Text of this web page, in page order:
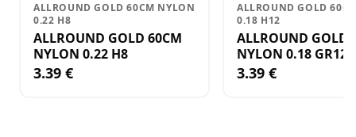
ALLROUND GOLD 60CM NYLON
0.22 H8
ALLROUND GOLD 60CM
NYLON 0.22 H8
3.39 €
ALLROUND GOLD
0.18 H12
ALLROUND GOLD
NYLON 0.18 GR12
3.39 €